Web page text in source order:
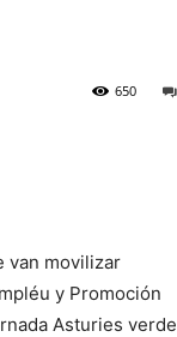
650
van movilizar
y Promoción
Asturies verde